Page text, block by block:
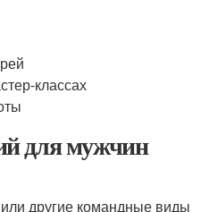
классах
для мужчин
другие командные виды